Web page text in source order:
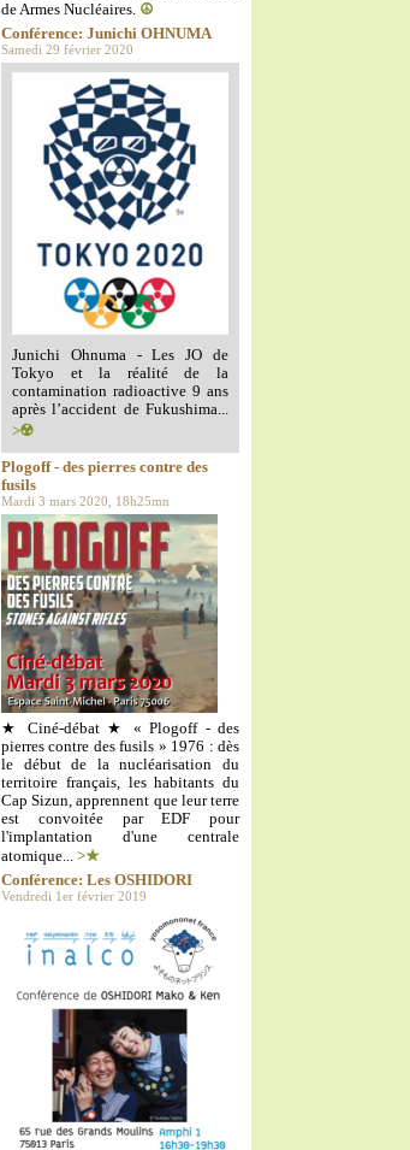
de Armes Nucléaires. ☮️
Conférence: Junichi OHNUMA
Samedi 29 février 2020
Junichi Ohnuma - Les JO de
Tokyo et la réalité de la
contamination radioactive 9 ans
après l’accident de Fukushima...
>☢️
Plogoff - des pierres contre des
fusils
Mardi 3 mars 2020, 18h25mn
★ Ciné-débat ★ « Plogoff - des
pierres contre des fusils » 1976 : dès
le début de la nucléarisation du
territoire français, les habitants du
Cap Sizun, apprennent que leur terre
est convoitée par EDF pour
l'implantation d'une centrale
atomique... >★
Conférence: Les OSHIDORI
Vendredi 1er février 2019